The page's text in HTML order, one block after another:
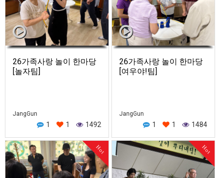
26가족사랑 놀이 한마당
[놀자팀]
JangGun
1 1 1492
26가족사랑 놀이 한마당
[여우야!팀]
JangGun
1 1 1484
Hot Hot